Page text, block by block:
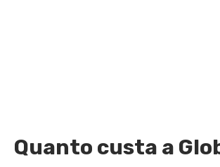
Quanto custa a